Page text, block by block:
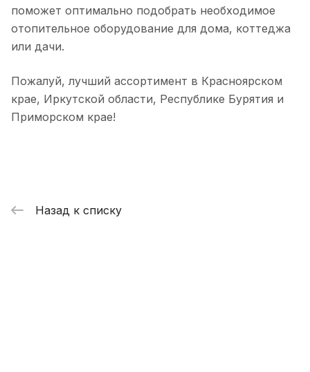
поможет оптимально подобрать необходимое
отопительное оборудование для дома, коттеджа
или дачи.
Пожалуй, лучший ассортимент в Красноярском
крае, Иркутской области, Республике Бурятия и
Приморском крае!
Назад к списку